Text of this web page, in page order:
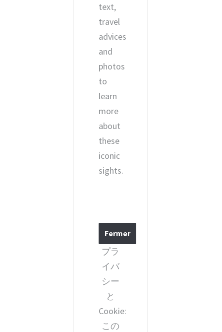
text,
travel
advices
and
photos
to
learn
more
about
these
iconic
sights.
プラ
イバ
シー
と
Cookie:
この